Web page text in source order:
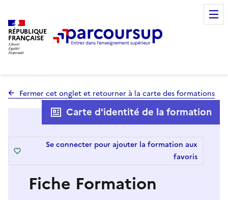
RÉPUBLIQUE
FRANÇAISE
Fermer cet onglet et retourner à la carte des formations
Fiche Formation
Carte d'identité de la formation
Se connecter pour ajouter la formation aux
favoris